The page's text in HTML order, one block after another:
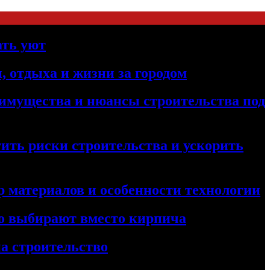
уют
отдыха и жизни за городом
и нюансы строительства под
риски строительства и ускорить
и особенности технологии
выбирают вместо кирпича
строительство